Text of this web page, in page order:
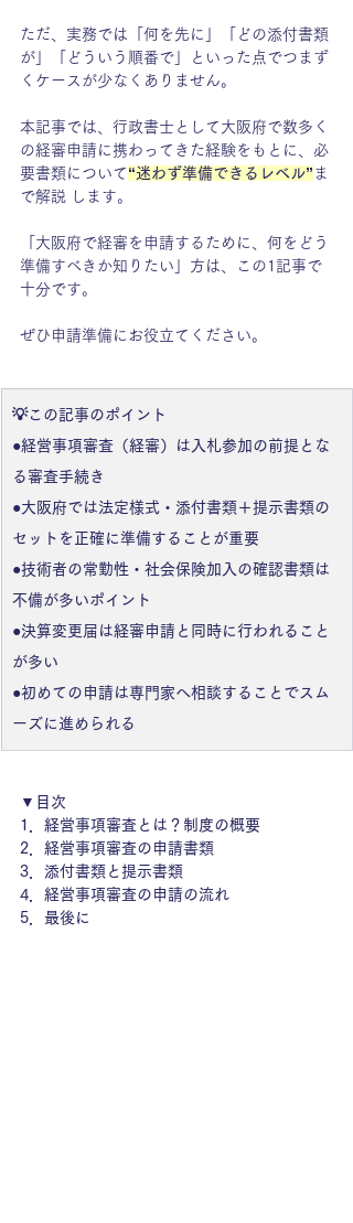
ただ、実務では「何を先に」「どの添付書類
が」「どういう順番で」といった点でつまず
くケースが少なくありません。
本記事では、行政書士として大阪府で数多く
の経審申請に携わってきた経験をもとに、必
要書類について “迷わず準備できるレベル” ま
で解説 します。
「大阪府で経審を申請するために、何をどう
準備すべきか知りたい」方は、この1記事で
十分です。
ぜひ申請準備にお役立てください。
💡この記事のポイント
●経営事項審査（経審）は入札参加の前提とな
る審査手続き
●大阪府では法定様式・添付書類＋提示書類の
セットを正確に準備することが重要
●技術者の常勤性・社会保険加入の確認書類は
不備が多いポイント
●決算変更届は経審申請と同時に行われること
が多い
●初めての申請は専門家へ相談することでスム
ーズに進められる
▼目次
1． 経営事項審査とは？制度の概要
2． 経営事項審査の申請書類
3． 添付書類と提示書類
4． 経営事項審査の申請の流れ
5． 最後に